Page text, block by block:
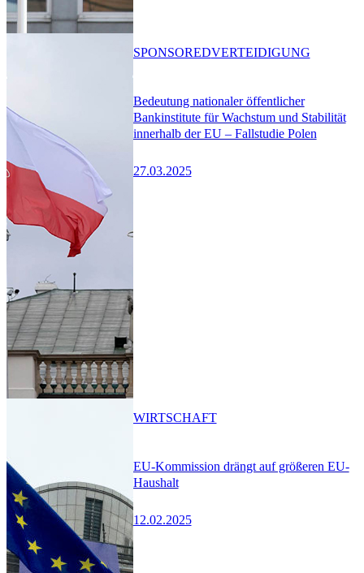
Bedeutung nationaler öffentlicher
Bankinstitute für Wachstum und Stabilität
innerhalb der EU – Fallstudie Polen
27.03.2025
SPONSOREDVERTEIDIGUNG
EU-Kommission drängt auf größeren EU-
Haushalt
12.02.2025
WIRTSCHAFT